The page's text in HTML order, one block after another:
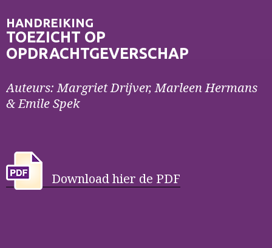
HANDREIKING
TOEZICHT OP
OPDRACHTGEVERSCHAP
Auteurs: Margriet Drijver, Marleen Hermans
& Emile Spek
Download hier de PDF